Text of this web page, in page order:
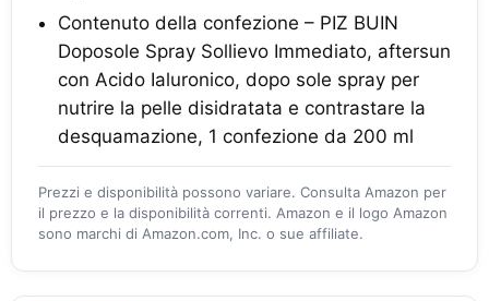
Contenuto della confezione – PIZ BUIN
Doposole Spray Sollievo Immediato, aftersun
con Acido Ialuronico, dopo sole spray per
nutrire la pelle disidratata e contrastare la
desquamazione, 1 confezione da 200 ml
Prezzi e disponibilità possono variare. Consulta Amazon per
il prezzo e la disponibilità correnti. Amazon e il logo Amazon
sono marchi di Amazon.com, Inc. o sue affiliate.